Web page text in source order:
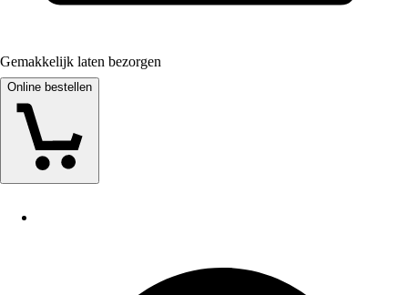
Gemakkelijk laten bezorgen
Online bestellen